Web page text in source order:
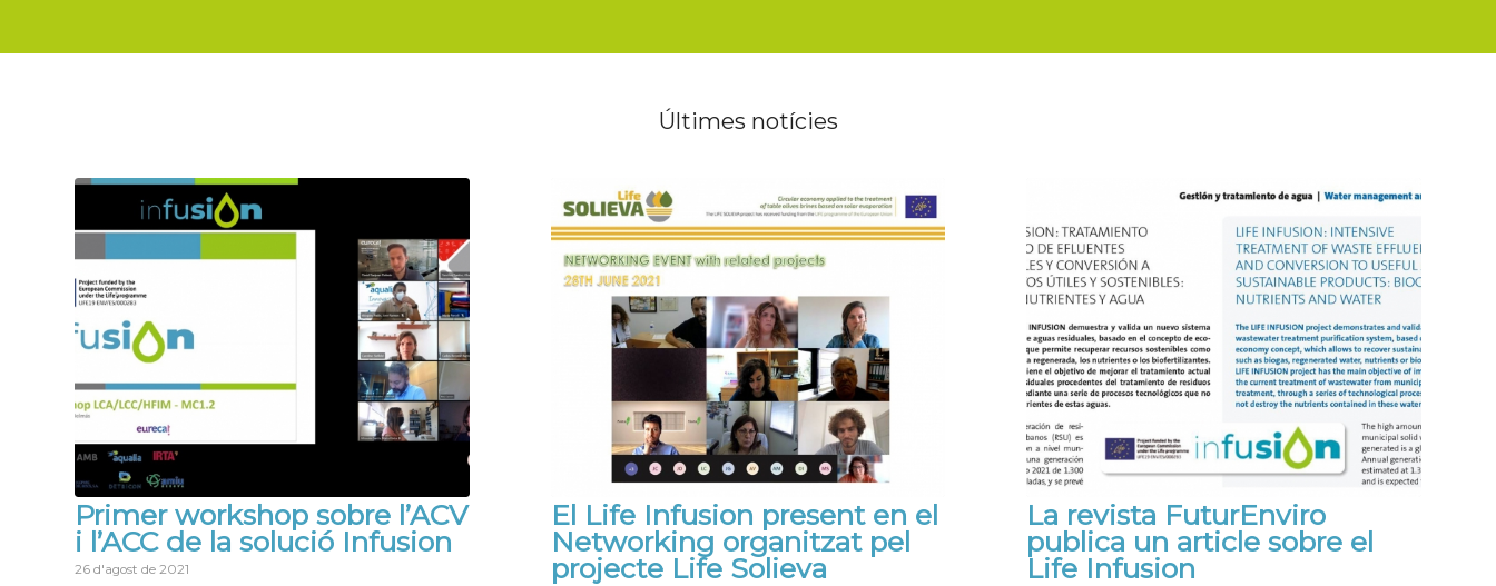
Últimes notícies
Primer workshop sobre l’ACV
i l’ACC de la solució Infusion
26 d'agost de 2021
El Life Infusion present en el
Networking organitzat pel
projecte Life Solieva
La revista FuturEnviro
publica un article sobre el
Life Infusion